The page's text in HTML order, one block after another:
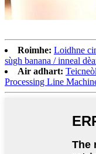
Roimhe: Loidhne
sùgh banana / inneal
Air adhart:
Processing Line